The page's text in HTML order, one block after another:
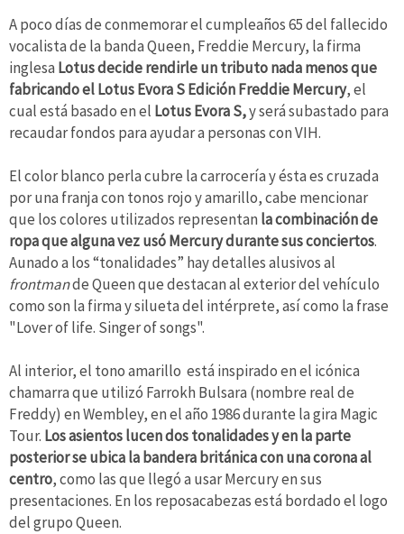
A poco días de conmemorar el cumpleaños 65 del fallecido
vocalista de la banda Queen, Freddie Mercury, la firma
inglesa Lotus decide rendirle un tributo nada menos que
fabricando el Lotus Evora S Edición Freddie Mercury, el
cual está basado en el Lotus Evora S,yserá subastado para
recaudar fondos para ayudar a personas con VIH.
El color blanco perla cubre la carrocería y ésta es cruzada
por una franja con tonos rojo y amarillo, cabe mencionar
que los colores utilizados representan la combinación de
ropa que alguna vez usó Mercury durante sus conciertos.
Aunado a los “tonalidades” hay detalles alusivos al
frontmande Queen que destacan al exterior del vehículo
como son la firma y silueta del intérprete, así como la frase
"Lover of life. Singer of songs".
Al interior, el tono amarillo está inspirado en el icónica
chamarra que utilizó Farrokh Bulsara (nombre real de
Freddy) en Wembley, en el año 1986 durante la gira Magic
Tour. Los asientos lucen dos tonalidades y en la parte
posterior se ubica la bandera británica con una corona al
centro, como las que llegó a usar Mercury en sus
presentaciones. En los reposacabezas está bordado el logo
del grupo Queen.